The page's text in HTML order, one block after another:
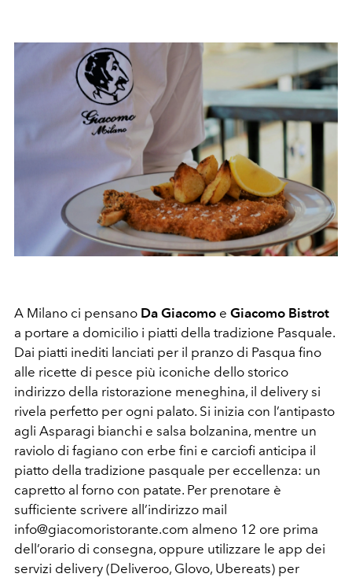
A Milano ci pensano Da Giacomo e Giacomo Bistrot
a portare a domicilio i piatti della tradizione Pasquale.
Dai piatti inediti lanciati per il pranzo di Pasqua fino
alle ricette di pesce più iconiche dello storico
indirizzo della ristorazione meneghina, il delivery si
rivela perfetto per ogni palato. Si inizia con l’antipasto
agli Asparagi bianchi e salsa bolzanina, mentre un
raviolo di fagiano con erbe fini e carciofi anticipa il
piatto della tradizione pasquale per eccellenza: un
capretto al forno con patate. Per prenotare è
sufficiente scrivere all’indirizzo mail
info@giacomoristorante.com almeno 12 ore prima
dell’orario di consegna, oppure utilizzare le app dei
servizi delivery (Deliveroo, Glovo, Ubereats) per